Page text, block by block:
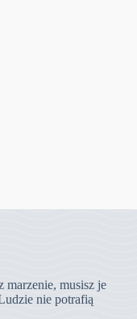
marzenie, musisz je
nie potrafią